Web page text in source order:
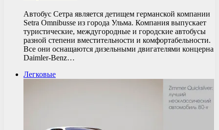
Автобус Сетра является детищем германской компании
Setra Omnibusse из города Ульма. Компания выпускает
туристические, междугородные и городские автобусы
разной степени вместительности и комфортабельности.
Все они оснащаются дизельными двигателями концерна
Daimler-Benz…
Легковые